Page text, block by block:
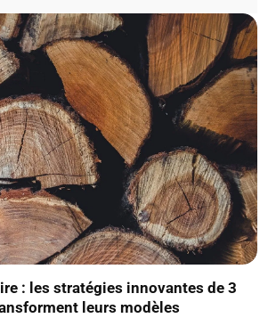
: les stratégies innovantes de 3
leurs modèles